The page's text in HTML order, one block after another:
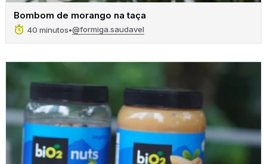
Bombom de morango na taça
40 minutos•@formiga.saudavel